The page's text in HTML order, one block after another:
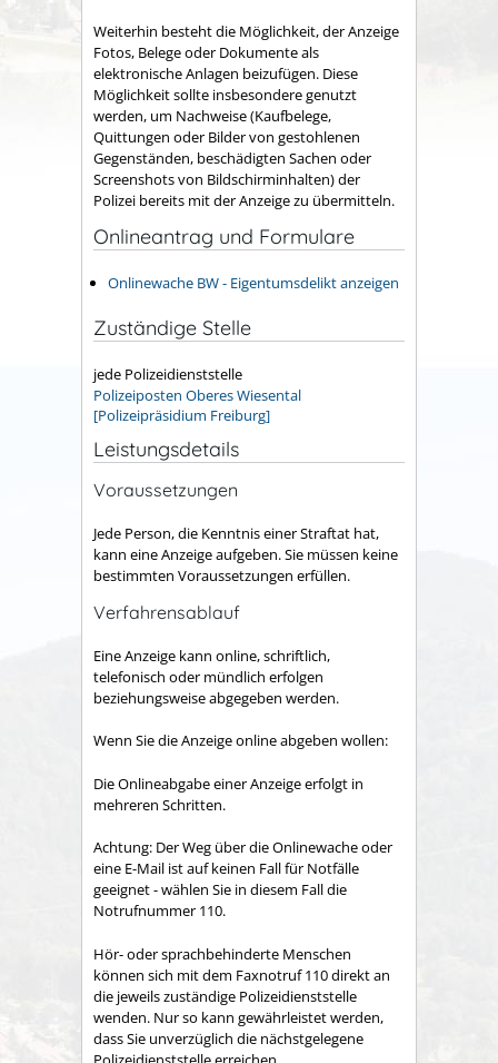
Weiterhin besteht die Möglichkeit, der Anzeige
Fotos, Belege oder Dokumente als
elektronische Anlagen beizufügen. Diese
Möglichkeit sollte insbesondere genutzt
werden, um Nachweise (Kaufbelege,
Quittungen oder Bilder von gestohlenen
Gegenständen, beschädigten Sachen oder
Screenshots von Bildschirminhalten) der
Polizei bereits mit der Anzeige zu übermitteln.
Onlineantrag und Formulare
Onlinewache BW - Eigentumsdelikt anzeigen
Zuständige Stelle
jede Polizeidienststelle
Polizeiposten Oberes Wiesental
[Polizeipräsidium Freiburg]
Leistungsdetails
Voraussetzungen
Jede Person, die Kenntnis einer Straftat hat,
kann eine Anzeige aufgeben. Sie müssen keine
bestimmten Voraussetzungen erfüllen.
Verfahrensablauf
Eine Anzeige kann online, schriftlich,
telefonisch oder mündlich erfolgen
beziehungsweise abgegeben werden.
Wenn Sie die Anzeige online abgeben wollen:
Die Onlineabgabe einer Anzeige erfolgt in
mehreren Schritten.
Achtung: Der Weg über die Onlinewache oder
eine E-Mail ist auf keinen Fall für Notfälle
geeignet - wählen Sie in diesem Fall die
Notrufnummer 110.
Hör- oder sprachbehinderte Menschen
können sich mit dem Faxnotruf 110 direkt an
die jeweils zuständige Polizeidienststelle
wenden. Nur so kann gewährleistet werden,
dass Sie unverzüglich die nächstgelegene